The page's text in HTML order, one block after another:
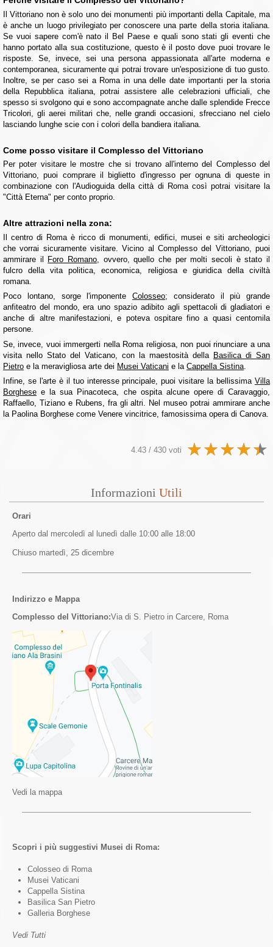
Il Vittoriano non è solo uno dei monumenti più importanti della Capitale, ma
è anche un luogo privilegiato per conoscere una parte della storia italiana.
Se vuoi sapere com'è nato il Bel Paese e quali sono stati gli eventi che
hanno portato alla sua costituzione, questo è il posto dove puoi trovare le
risposte. Se, invece, sei una persona appassionata all'arte moderna e
contemporanea, sicuramente qui potrai trovare un'esposizione di tuo gusto.
Inoltre, se per caso sei a Roma in una delle date importanti per la storia
della Repubblica italiana, potrai assistere alle celebrazioni ufficiali, che
spesso si svolgono qui e sono accompagnate anche dalle splendide Frecce
Tricolori, gli aerei militari che, nelle grandi occasioni, sfrecciano nel cielo
lasciando lunghe scie con i colori della bandiera italiana.
Come posso visitare il Complesso del Vittoriano
Per poter visitare le mostre che si trovano all'interno del Complesso del
Vittoriano, puoi comprare il biglietto d'ingresso per ognuna di queste in
combinazione con l'Audioguida della città di Roma così potrai visitare la
"Città Eterna" per conto proprio.
Altre attrazioni nella zona:
Il centro di Roma è ricco di monumenti, edifici, musei e siti archeologici
che vorrai sicuramente visitare. Vicino al Complesso del Vittoriano, puoi
ammirare il Foro Romano , ovvero, quello che per molti secoli è stato il
fulcro della vita politica, economica, religiosa e giuridica della civiltà
romana.
Poco lontano, sorge l'imponente Colosseo; considerato il più grande
anfiteatro del mondo, era uno spazio adibito agli spettacoli di gladiatori e
anche di altre manifestazioni, e poteva ospitare fino a quasi centomila
persone.
Se, invece, vuoi immergerti nella Roma religiosa, non puoi rinunciare a una
visita nello Stato del Vaticano, con la maestosità della Basilica di San
Pietro e la meravigliosa arte dei Musei Vaticani e la Cappella Sistina
Infine, se l'arte è il tuo interesse principale, puoi visitare la bellissima Villa
Borghese e la sua Pinacoteca, che ospita alcune opere di Caravaggio,
Raffaello, Tiziano e Rubens, fra gli altri. Nel museo potrai ammirare anche
la Paolina Borghese come Venere vincitrice, famosissima opera di Canova.
4.43 / 430 voti
Informazioni Utili
Orari
Aperto dal mercoledì al lunedì dalle 10:00 alle 18:00
Chiuso martedì, 25 dicembre
Indirizzo e Mappa
Complesso del Vittoriano:Via di S. Pietro in Carcere, Roma
Vedi la mappa
Scopri i più suggestivi Musei di Roma:
Colosseo di Roma
Musei Vaticani
Cappella Sistina
Basilica San Pietro
Galleria Borghese
Vedi Tutti